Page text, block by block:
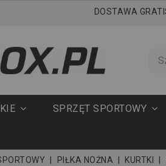
DOSTAWA
SPRZĘT SPORTOWY
PIŁKA NOŻNA KURTKI